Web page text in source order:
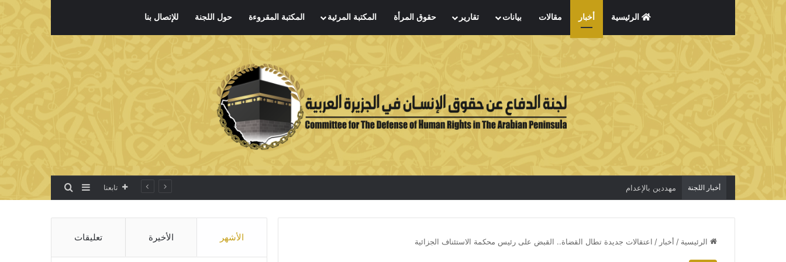
الرئيسية أخبار مقالات بيانات تقارير حقوق المرأة المكتبة المرئية المكتبة المقروءة حول اللجنة للإتصال بنا
أخبار اللجنة الاعتقال جريمة لا تخفي الحقيقة تابعنا إضافة عمود جانبي
بحث عن
الرئيسية / أخبار / اعتقالات جديدة تطال القضاة.. القبض على رئيس محكمة الاستئناف الجزائية الأشهر الأخيرة تعليقات